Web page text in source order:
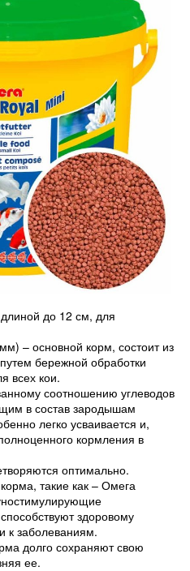
до 12 см, для
– основной корм, состоит из
бережной обработки
всех кои.
соотношению углеводов
в состав зародышам
легко усваивается и,
кормления в
оптимально.
такие как – Омега
здоровому
к заболеваниям.
долго сохраняют свою
ее.